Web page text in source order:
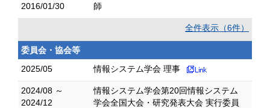
2016/01/30
師
全件表示（6件）
委員会・協会等
2025/05
情報システム学会 理事
2024/08 ～
2024/12
情報システム学会第20回情報システム
学会全国大会・研究発表大会 実行委員